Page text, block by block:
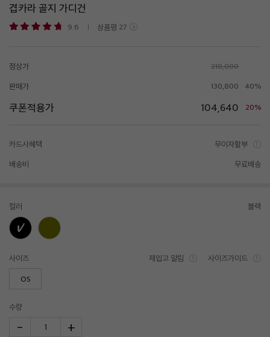
겹카라 골지 가디건
9.6 상품평 27
정상가 218,000
판매가 130,800 40%
쿠폰적용가 104,640 20%
카드사혜택 무이자할부
배송비 무료배송
컬러 블랙
사이즈 재입고 알림 사이즈가이드
OS
수량
- 1 +